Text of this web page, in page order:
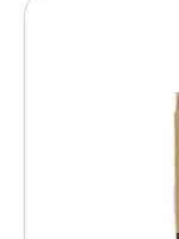
עד